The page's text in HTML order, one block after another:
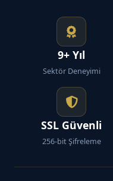
9+ Yıl
Sektör Deneyimi
SSL Güvenli
256-bit Şifreleme